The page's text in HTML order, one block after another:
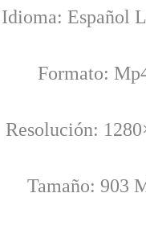
Idioma: Español
Formato:
Resolución:
Tamaño: 903